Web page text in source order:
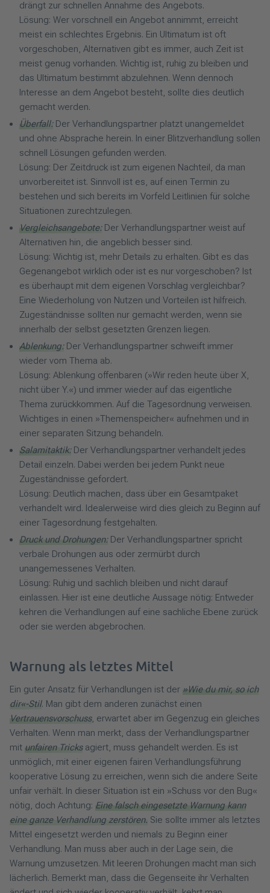
drängt zur schnellen Annahme des Angebots.
Lösung: Wer vorschnell ein Angebot annimmt, erreicht
meist ein schlechtes Ergebnis. Ein Ultimatum ist oft
vorgeschoben, Alternativen gibt es immer, auch Zeit ist
meist genug vorhanden. Wichtig ist, ruhig zu bleiben und
das Ultimatum bestimmt abzulehnen. Wenn dennoch
Interesse an dem Angebot besteht, sollte dies deutlich
gemacht werden.
Überfall:Der Verhandlungspartner platzt unangemeldet
und ohne Absprache herein. In einer Blitzverhandlung sollen
schnell Lösungen gefunden werden.
Lösung: Der Zeitdruck ist zum eigenen Nachteil, da man
unvorbereitet ist. Sinnvoll ist es, auf einen Termin zu
bestehen und sich bereits im Vorfeld Leitlinien für solche
Situationen zurechtzulegen.
Vergleichsangebote:Der Verhandlungspartner weist auf
Alternativen hin, die angeblich besser sind.
Lösung: Wichtig ist, mehr Details zu erhalten. Gibt es das
Gegenangebot wirklich oder ist es nur vorgeschoben? Ist
es überhaupt mit dem eigenen Vorschlag vergleichbar?
Eine Wiederholung von Nutzen und Vorteilen ist hilfreich.
Zugeständnisse sollten nur gemacht werden, wenn sie
innerhalb der selbst gesetzten Grenzen liegen.
Ablenkung:Der Verhandlungspartner schweift immer
wieder vom Thema ab.
Lösung: Ablenkung offenbaren (»Wir reden heute über X,
nicht über Y.«) und immer wieder auf das eigentliche
Thema zurückkommen. Auf die Tagesordnung verweisen.
Wichtiges in einen »Themenspeicher« aufnehmen und in
einer separaten Sitzung behandeln.
Salamitaktik:Der Verhandlungspartner verhandelt jedes
Detail einzeln. Dabei werden bei jedem Punkt neue
Zugeständnisse gefordert.
Lösung: Deutlich machen, dass über ein Gesamtpaket
verhandelt wird. Idealerweise wird dies gleich zu Beginn auf
einer Tagesordnung festgehalten.
Druck und Drohungen:Der Verhandlungspartner spricht
verbale Drohungen aus oder zermürbt durch
unangemessenes Verhalten.
Lösung: Ruhig und sachlich bleiben und nicht darauf
einlassen. Hier ist eine deutliche Aussage nötig: Entweder
kehren die Verhandlungen auf eine sachliche Ebene zurück
oder sie werden abgebrochen.
Warnung als letztes Mittel
Ein guter Ansatz für Verhandlungen ist der »Wie du mir, so ich
dir«-Stil. Man gibt dem anderen zunächst einen
Vertrauensvorschuss, erwartet aber im Gegenzug ein gleiches
Verhalten. Wenn man merkt, dass der Verhandlungspartner
mit unfairen Tricksagiert, muss gehandelt werden. Es ist
unmöglich, mit einer eigenen fairen Verhandlungsführung
kooperative Lösung zu erreichen, wenn sich die andere Seite
unfair verhält. In dieser Situation ist ein »Schuss vor den Bug«
nötig, doch Achtung: Eine falsch eingesetzte Warnung kann
eine ganze Verhandlung zerstören. Sie sollte immer als letztes
Mittel eingesetzt werden und niemals zu Beginn einer
Verhandlung. Man muss aber auch in der Lage sein, die
Warnung umzusetzen. Mit leeren Drohungen macht man sich
lächerlich. Bemerkt man, dass die Gegenseite ihr Verhalten